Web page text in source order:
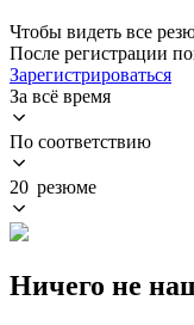
Чтобы видеть все
После регистрации
Зарегистрироваться
За всё время
По соответствию
20 резюме
Ничего не